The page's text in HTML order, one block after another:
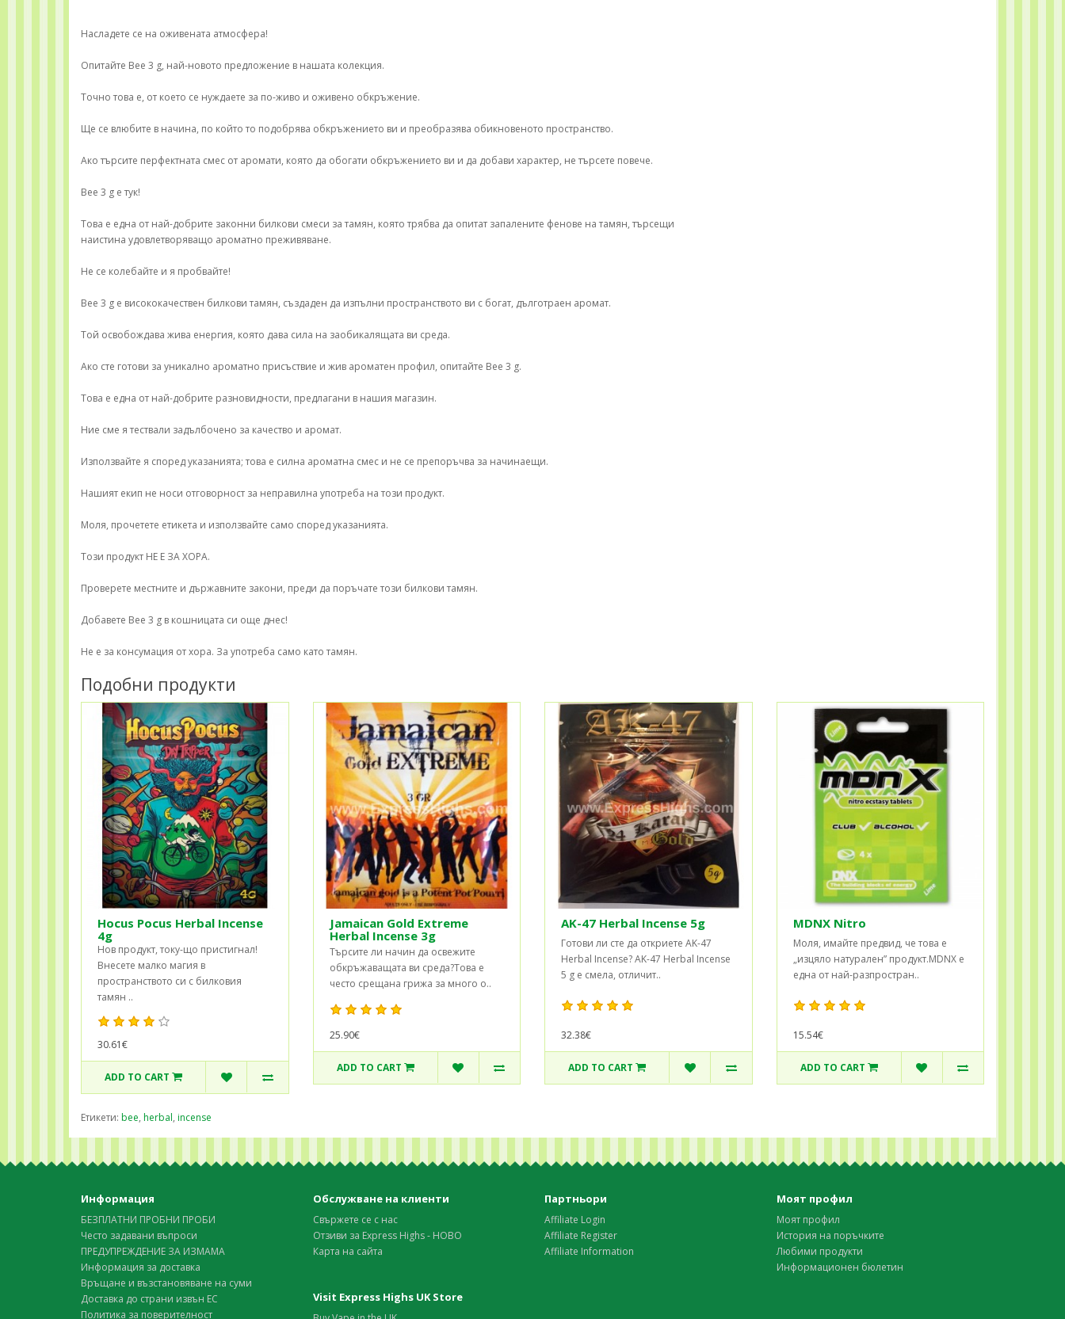
Насладете се на оживената атмосфера!
Опитайте Bee 3 g, най-новото предложение в нашата колекция.
Точно това е, от което се нуждаете за по-живо и оживено обкръжение.
Ще се влюбите в начина, по който то подобрява обкръжението ви и преобразява обикновеното пространство.
Ако търсите перфектната смес от аромати, която да обогати обкръжението ви и да добави характер, не търсете повече.
Bee 3 g е тук!
Това е една от най-добрите законни билкови смеси за тамян, която трябва да опитат запалените фенове на тамян, търсещи
наистина удовлетворяващо ароматно преживяване.
Не се колебайте и я пробвайте!
Bee 3 g е висококачествен билкови тамян, създаден да изпълни пространството ви с богат, дълготраен аромат.
Той освобождава жива енергия, която дава сила на заобикалящата ви среда.
Ако сте готови за уникално ароматно присъствие и жив ароматен профил, опитайте Bee 3 g.
Това е една от най-добрите разновидности, предлагани в нашия магазин.
Ние сме я тествали задълбочено за качество и аромат.
Използвайте я според указанията; това е силна ароматна смес и не се препоръчва за начинаещи.
Нашият екип не носи отговорност за неправилна употреба на този продукт.
Моля, прочетете етикета и използвайте само според указанията.
Този продукт НЕ Е ЗА ХОРА.
Проверете местните и държавните закони, преди да поръчате този билкови тамян.
Добавете Bee 3 g в кошницата си още днес!
Не е за консумация от хора. За употреба само като тамян.
Подобни продукти
Hocus Pocus Herbal Incense
4g
Нов продукт, току-що пристигнал!
Внесете малко магия в
пространството си с билковия
тамян ..
30.61€
ADD TO CART
Jamaican Gold Extreme
Herbal Incense 3g
Търсите ли начин да освежите
обкръжаващата ви среда?Това е
често срещана грижа за много о..
25.90€
ADD TO CART
AK-47 Herbal Incense 5g
Готови ли сте да откриете AK-47
Herbal Incense? AK-47 Herbal Incense
5 g е смела, отличит..
32.38€
ADD TO CART
MDNX Nitro
Моля, имайте предвид, че това е
„изцяло натурален” продукт.MDNX е
една от най-разпростран..
15.54€
ADD TO CART
Етикети: bee, herbal, incense
Информация
БЕЗПЛАТНИ ПРОБНИ ПРОБИ
Често задавани въпроси
ПРЕДУПРЕЖДЕНИЕ ЗА ИЗМАМА
Информация за доставка
Връщане и възстановяване на суми
Доставка до страни извън ЕС
Политика за поверителност
Обслужване на клиенти
Свържете се с нас
Отзиви за Express Highs - НОВО
Карта на сайта
Партньори
Affiliate Login
Affiliate Register
Affiliate Information
Моят профил
Моят профил
История на поръчките
Любими продукти
Информационен бюлетин
Visit Express Highs UK Store